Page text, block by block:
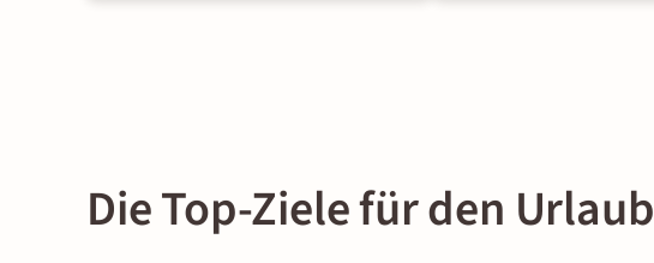
Die Top-Ziele für den Urlaub